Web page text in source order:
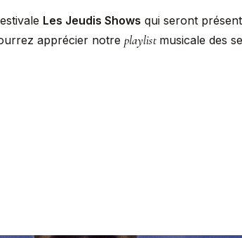
Les Jeudis Shows qui seront
apprécier notre playlist musicale des